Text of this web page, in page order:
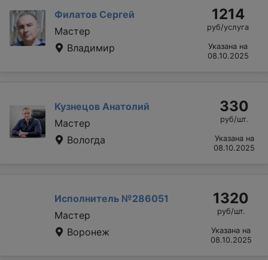
Филатов Сергей
Мастер
Владимир
1214
руб/услуга
Указана на
08.10.2025
Кузнецов Анатолий
Мастер
Вологда
330
руб/шт.
Указана на
08.10.2025
Исполнитель №286051
Мастер
Воронеж
1320
руб/шт.
Указана на
08.10.2025